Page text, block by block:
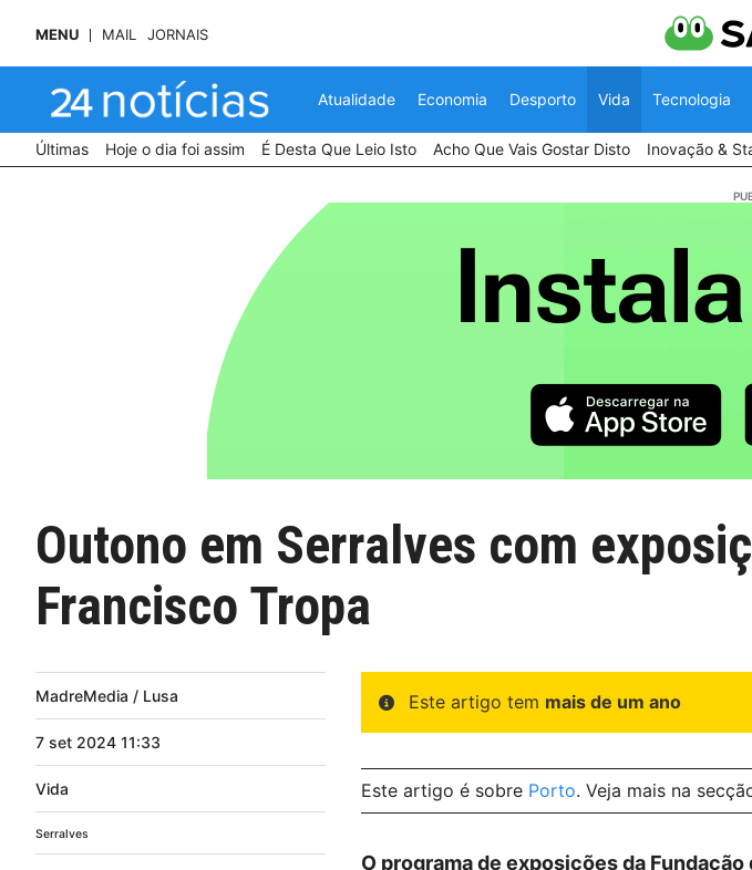
MENU MAIL JORNAIS
Atualidade Economia Desporto Vida Tecnologia
Últimas Hoje o dia foi assim É Desta Que Leio Isto Acho Que Vais Gostar Disto Inovação &
Outono em Serralves com
Francisco Tropa
MadreMedia / Lusa
7 set 2024 11:33
Vida
Serralves
Este artigo tem mais de um ano
Este artigo é sobre Porto. Veja mais na
O programa de exposições da